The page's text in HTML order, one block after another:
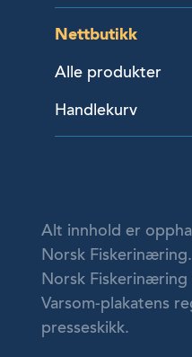
Nettbutikk
Alle produkter
Handlekurv
Alt innhold er
Norsk
Norsk
Varsom-plakatens
presseskikk.